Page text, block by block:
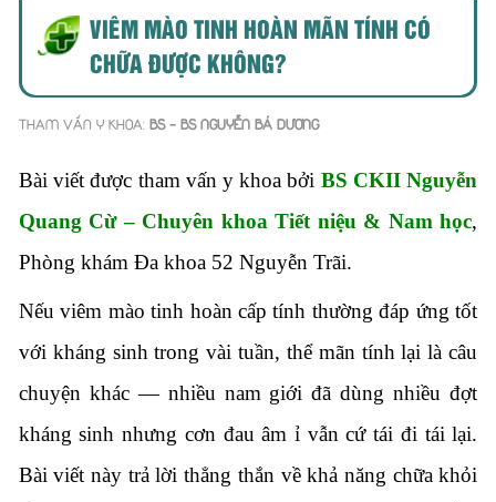
VIÊM MÀO TINH HOÀN MÃN TÍNH CÓ
CHỮA ĐƯỢC KHÔNG?
THAM VẤN Y KHOA: BS - BS NGUYỄN BÁ DƯƠNG
Bài viết được tham vấn y khoa bởi BS CKII Nguyễn
Quang Cừ – Chuyên khoa Tiết niệu & Nam học,
Phòng khám Đa khoa 52 Nguyễn Trãi.
Nếu viêm mào tinh hoàn cấp tính thường đáp ứng tốt
với kháng sinh trong vài tuần, thể mãn tính lại là câu
chuyện khác — nhiều nam giới đã dùng nhiều đợt
kháng sinh nhưng cơn đau âm ỉ vẫn cứ tái đi tái lại.
Bài viết này trả lời thẳng thắn về khả năng chữa khỏi